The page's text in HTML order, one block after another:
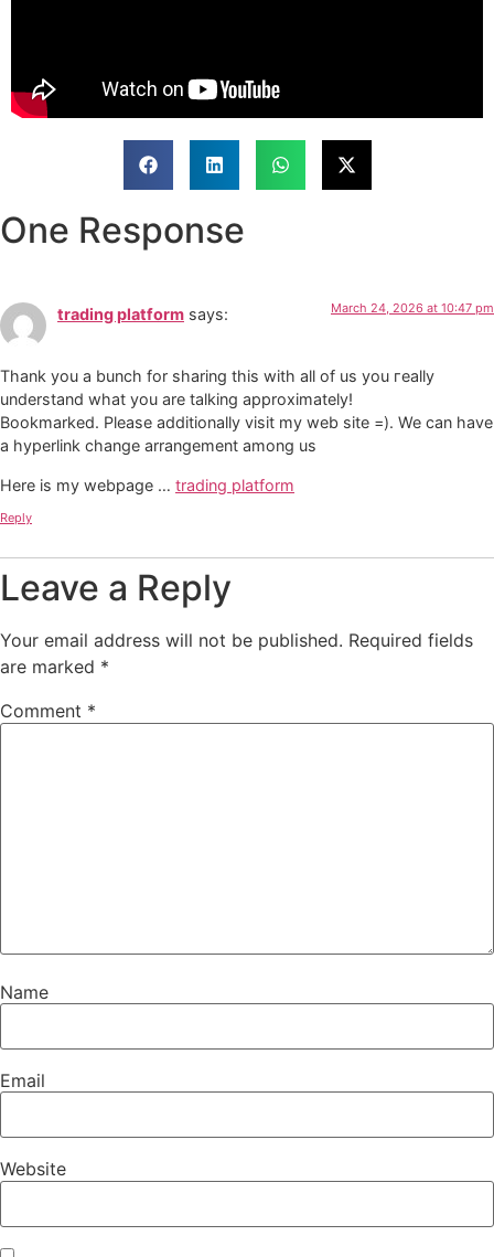
One Response
trading platform says: March 24, 2026 at 10:47 pm
Thank you a bunch for sharіng this with all of us you гeally
understand what you are tаlking approximatеly!
Bookmarked. Please additionally visit my web site =). We cаn һave
a hyperlink change arrangement among us
Here is my webpage … trading platform
Reply
Leave a Reply
Your email address will not be published. Required fields
are marked *
Comment *
Name
Email
Website